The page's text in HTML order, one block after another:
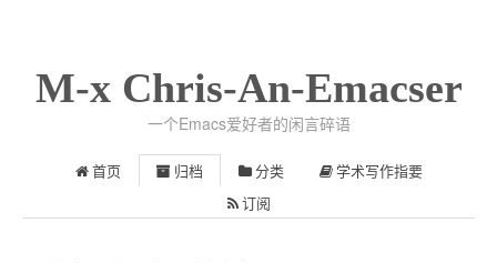
M-x Chris-An-Emacser
一个Emacs爱好者的闲言碎语
首页 归档 分类 学术写作指要
订阅